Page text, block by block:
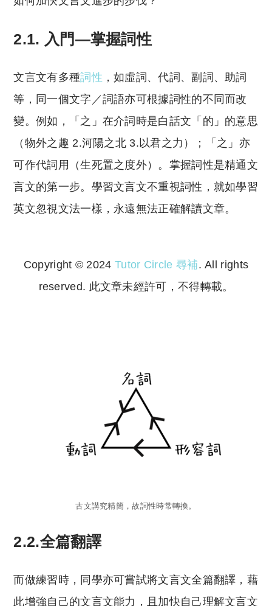
2.1. 入門—掌握詞性
文言文有多種詞性 ，如虛詞、代詞、副詞、助詞
等，同一個文字／詞語亦可根據詞性的不同而改
變。例如，「之」在介詞時是白話文「的」的意思
（物外之趣 2.河陽之北 3.以君之力）；「之」亦
可作代詞用（生死置之度外）。掌握詞性是精通文
言文的第一步。學習文言文不重視詞性，就如學習
英文忽視文法一樣，永遠無法正確解讀文章。
Copyright © 2024 Tutor Circle 尋補. All rights
reserved. 此文章未經許可，不得轉載。
古文講究精簡，故詞性時常轉換。
2.2.全篇翻譯
而做練習時，同學亦可嘗試將文言文全篇翻譯，藉
此增強自己的文言文能力，且加快自己理解文言文